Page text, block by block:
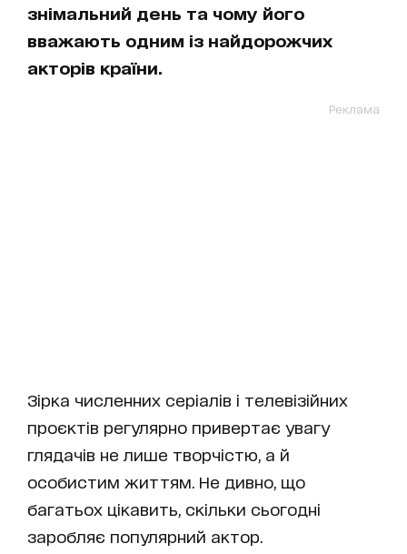
знімальний день та чому його
вважають одним із найдорожчих
акторів країни.
Реклама
Зірка численних серіалів і телевізійних
проєктів регулярно привертає увагу
глядачів не лише творчістю, а й
особистим життям. Не дивно, що
багатьох цікавить, скільки сьогодні
заробляє популярний актор.